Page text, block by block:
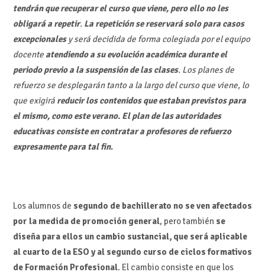
tendrán que recuperar el curso que viene, pero ello no les
obligará a repetir. La repetición se reservará solo para casos
excepcionales y será decidida de forma colegiada por el equipo
docenteatendiendo a su evolución académica durante el
periodo previo a la suspensión de las clases. Los planes de
refuerzo se desplegarán tanto a la largo del curso que viene, lo
que exigirá reducir los contenidos que estaban previstos para
el mismo, como este verano. El plan de las autoridades
educativas consiste en contratar a profesores de refuerzo
expresamente para tal fin.
Los alumnos de segundo de bachillerato no se ven afectados
por la medida de promoción general, pero también se
diseña para ellos un cambio sustancial, que será aplicable
al cuarto de la ESO y al segundo curso de ciclos formativos
de Formación Profesional. El cambio consiste en que los